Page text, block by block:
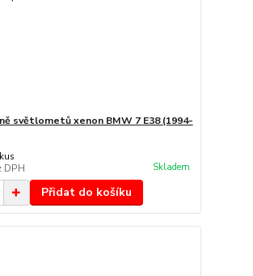
světlometů xenon BMW 7 E38 (1994-
DPH Skladem
Přidat do košíku